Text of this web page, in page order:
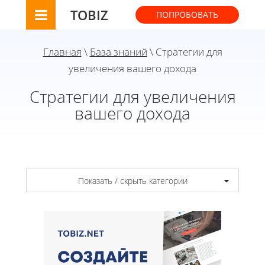
TOBIZ ПОПРОБОВАТЬ
Главная \ База знаний \ Стратегии для
увеличения вашего дохода
Стратегии для увеличения
вашего дохода
Показать / скрыть категории